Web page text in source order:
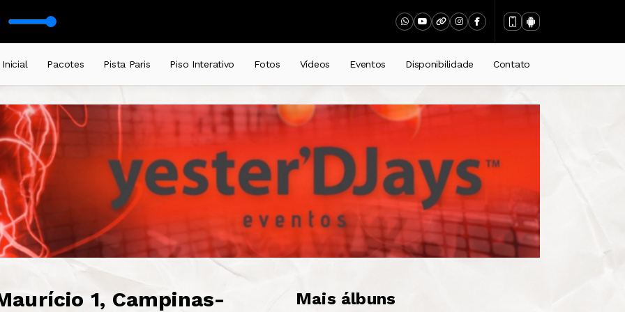
Inicial Pacotes Pista Paris Piso Interativo Fotos Vídeos Eventos Disponibilidade Contato
1, Campinas-
Mais álbuns